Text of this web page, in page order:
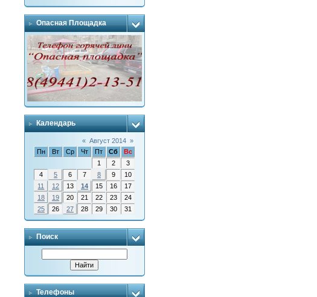
Опасная Площадка
Календарь
« Август 2014 »
Пн
Вт Ср Чт Пт Сб
Вс
1
2
3
4
5 6 7 8 9
10
11
12 13 14 15 16
17
18
19 20 21 22 23
24
25
26 27 28 29 30 31
Поиск
Телефоны